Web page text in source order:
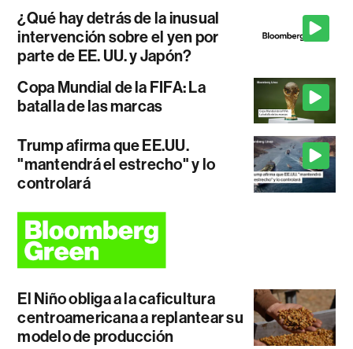
¿Qué hay detrás de la inusual
intervención sobre el yen por
parte de EE. UU. y Japón?
Copa Mundial de la FIFA: La
batalla de las marcas
Trump afirma que EE.UU.
"mantendrá el estrecho" y lo
controlará
El Niño obliga a la caficultura
centroamericana a replantear su
modelo de producción